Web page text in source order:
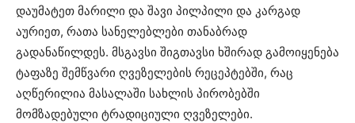
დაუმატეთ მარილი და შავი პილპილი და კარგად
აურიეთ, რათა სანელებლები თანაბრად
გადანაწილდეს. მსგავსი შიგთავსი ხშირად გამოიყენება
ტაფაზე შემწვარი ღვეზელების რეცეპტებში, რაც
აღწერილია მასალაში სახლის პირობებში
მომზადებული ტრადიციული ღვეზელები⁠.